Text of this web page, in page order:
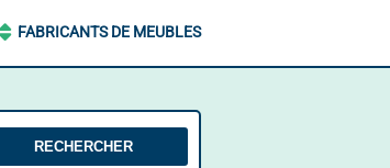
FABRICANTS DE MEUBLES
RECHERCHER